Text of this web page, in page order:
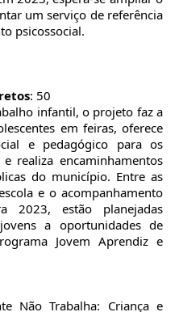
um serviço de referência
psicossocial.
: 50
infantil, o projeto faz a
em feiras, oferece
e pedagógico para os
realiza encaminhamentos
do município. Entre as
e o acompanhamento
2023, estão planejadas
a oportunidades de
Jovem Aprendiz e
Não Trabalha: Criança e